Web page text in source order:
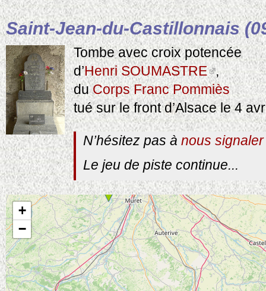
Saint-Jean-du-Castillonnais
Tombe avec croix potencée
d’Henri SOUMASTRE
,
duCorps Franc Pommiès
tué sur le front d’Alsace le 4
N’hésitez pas à nous signaler
Le jeu de piste continue...
+
−